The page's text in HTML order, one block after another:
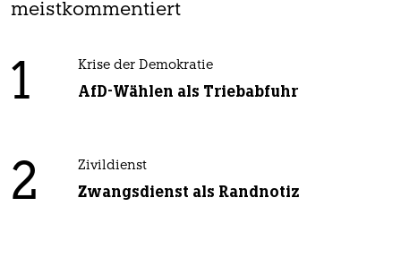
meistkommentiert
1 Krise der Demokratie
AfD-Wählen als Triebabfuhr
2 Zivildienst
Zwangsdienst als Randnotiz